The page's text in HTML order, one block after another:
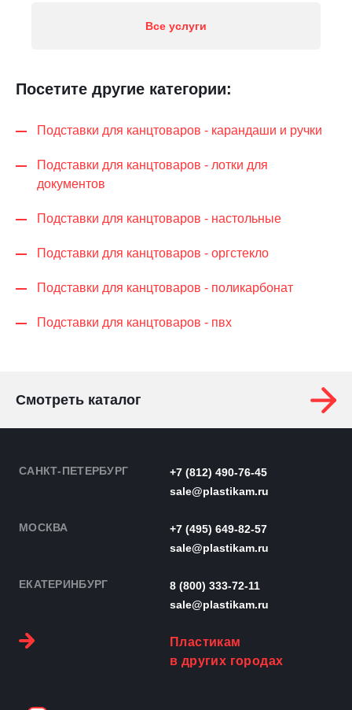
Все услуги
Посетите другие категории:
Подставки для канцтоваров - карандаши и ручки
Подставки для канцтоваров - лотки для
документов
Подставки для канцтоваров - настольные
Подставки для канцтоваров - оргстекло
Подставки для канцтоваров - поликарбонат
Подставки для канцтоваров - пвх
Смотреть каталог
САНКТ-ПЕТЕРБУРГ
+7 (812) 490-76-45
sale@plastikam.ru
МОСКВА
+7 (495) 649-82-57
sale@plastikam.ru
ЕКАТЕРИНБУРГ
8 (800) 333-72-11
sale@plastikam.ru
Пластикам
в других городах